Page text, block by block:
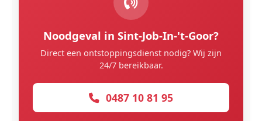
Noodgeval in Sint-Job-In-'t-Goor?
Direct een ontstoppingsdienst nodig? Wij zijn
24/7 bereikbaar.
0487 10 81 95